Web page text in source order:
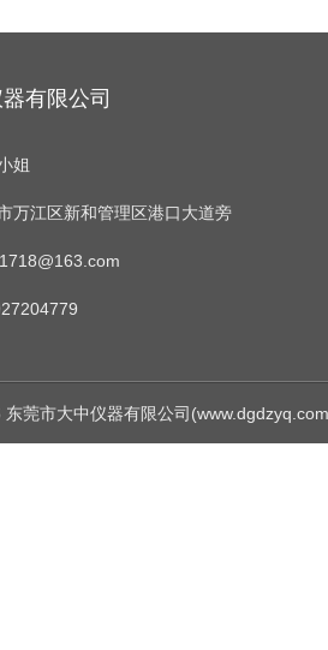
有限公司
姐
万江区新和管理区港口大道旁
东莞市大中仪器有限公司